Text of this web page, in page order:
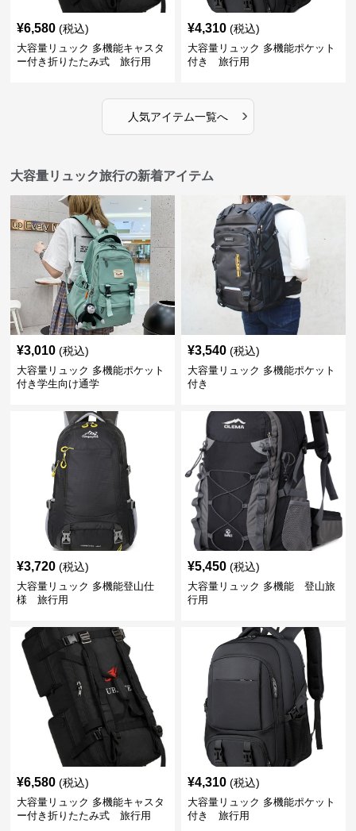
¥6,580 (税込)
大容量リュック 多機能キャスタ
ー付き折りたたみ式 旅行用
¥4,310 (税込)
大容量リュック 多機能ポケット
付き 旅行用
人気アイテム一覧へ ›
大容量リュック旅行の新着アイテム
¥3,010 (税込)
大容量リュック 多機能ポケット
付き学生向け通学
¥3,540 (税込)
大容量リュック 多機能ポケット
付き
¥3,720 (税込)
大容量リュック 多機能登山仕
様 旅行用
¥5,450 (税込)
大容量リュック 多機能 登山旅
行用
¥6,580 (税込)
大容量リュック 多機能キャスタ
ー付き折りたたみ式 旅行用
¥4,310 (税込)
大容量リュック 多機能ポケット
付き 旅行用